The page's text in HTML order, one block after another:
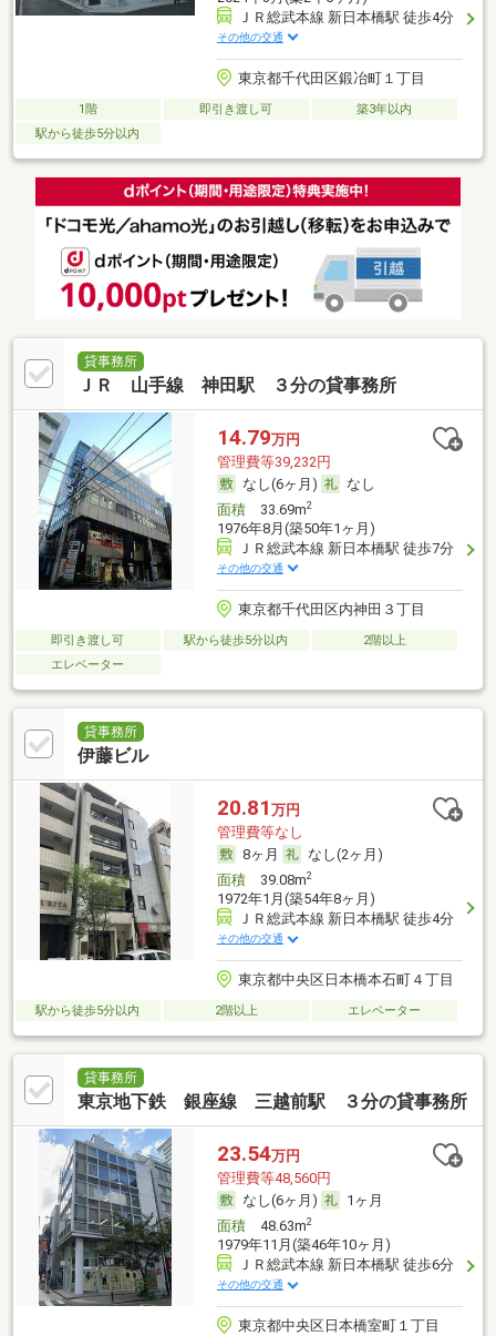
ＪＲ総武本線 新日本橋駅 徒歩4分
その他の交通
東京都千代田区鍛冶町１丁目
1階 即引き渡し可
築3年以内
駅から徒歩5分以内
貸事務所
ＪＲ 山手線 神田駅 ３分の貸事務所
14.79万円
管理費等39,232円
なし(6ヶ月)
なし
面積33.69m2
1976年8月(築50年1ヶ月)
ＪＲ総武本線 新日本橋駅 徒歩7分
その他の交通
東京都千代田区内神田３丁目
即引き渡し可 駅から徒歩5分以内
2階以上
エレベーター
貸事務所
伊藤ビル
20.81 万円
管理費等なし
8ヶ月
なし(2ヶ月)
面積39.08m2
1972年1月(築54年8ヶ月)
ＪＲ総武本線 新日本橋駅 徒歩4分
その他の交通
東京都中央区日本橋本石町４丁目
駅から徒歩5分以内 2階以上 エレベーター
貸事務所
東京地下鉄 銀座線 三越前駅 ３分の貸事務所
23.54万円
管理費等48,560円
なし(6ヶ月)
1ヶ月
面積48.63m2
1979年11月(築46年10ヶ月)
ＪＲ総武本線 新日本橋駅 徒歩6分
その他の交通
東京都中央区日本橋室町１丁目